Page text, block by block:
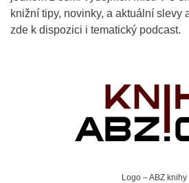
knižní tipy, novinky, a aktuální slevy
zde k dispozici i tematický podcast.
Logo – ABZ knihy